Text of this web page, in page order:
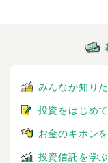
みんなが知り
投資をはじめ
お金のキホン
投資信託を学ぶ